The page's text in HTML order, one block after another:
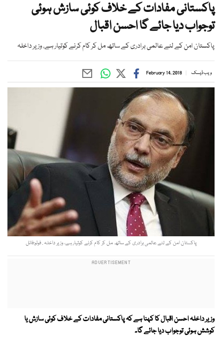
پاکستانی مفادات کے خلاف کوئی سازش ہوئی
توجواب دیا جائے گا احسن اقبال
پاکستان امن کے لئے عالمی برادری کے ساتھ مل کر کام کرنے کوتیار ہے، وزیر داخلہ
ویب ڈیسک February 14, 2018
پاکستان امن کے لئے عالمی برادری کے ساتھ مل کر کام کرنے کوتیار ہے، وزیر داخلہ . فوٹو:فائل
وزیر داخلہ احسن اقبال کا کہنا ہے کہ پاکستانی مفادات کے خلاف کوئی سازش یا
کوشش ہوئی توجواب دیا جائے گا۔